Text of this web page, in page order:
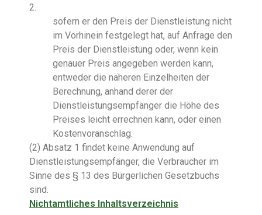
2.
sofern er den Preis der Dienstleistung nicht
im Vorhinein festgelegt hat, auf Anfrage den
Preis der Dienstleistung oder, wenn kein
genauer Preis angegeben werden kann,
entweder die näheren Einzelheiten der
Berechnung, anhand derer der
Dienstleistungsempfänger die Höhe des
Preises leicht errechnen kann, oder einen
Kostenvoranschlag.
(2) Absatz 1 findet keine Anwendung auf
Dienstleistungsempfänger, die Verbraucher im
Sinne des § 13 des Bürgerlichen Gesetzbuchs
sind.
Nichtamtliches Inhaltsverzeichnis